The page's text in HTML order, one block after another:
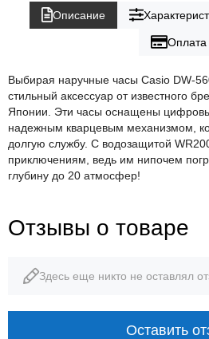
Описание
Оплата
Выбирая наручные часы Casio DW-
стильный аксессуар от известного
Японии. Эти часы оснащены
надежным кварцевым механизмом,
долгую службу. С водозащитой
приключениям, ведь им нипочем
глубину до 20 атмосфер!
Отзывы о товаре
Здесь еще никто не оставлял
Оставить